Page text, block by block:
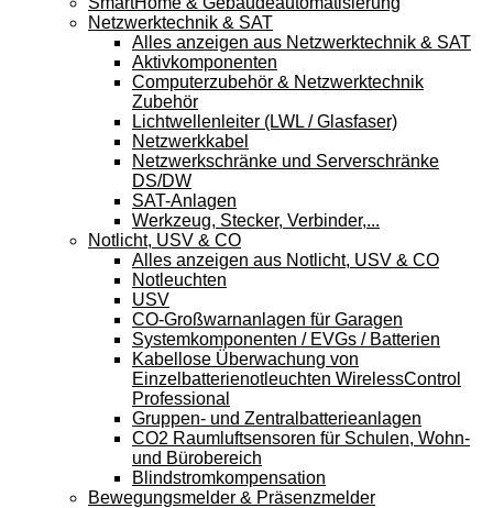
Netzwerktechnik & SAT
Alles anzeigen aus Netzwerktechnik & SAT
Aktivkomponenten
Computerzubehör & Netzwerktechnik
Zubehör
Lichtwellenleiter (LWL / Glasfaser)
Netzwerkkabel
Netzwerkschränke und Serverschränke
DS/DW
SAT-Anlagen
Werkzeug, Stecker, Verbinder,...
Notlicht, USV & CO
Alles anzeigen aus Notlicht, USV & CO
Notleuchten
USV
CO-Großwarnanlagen für Garagen
Systemkomponenten / EVGs / Batterien
Kabellose Überwachung von
Einzelbatterienotleuchten WirelessControl
Professional
Gruppen- und Zentralbatterieanlagen
CO2 Raumluftsensoren für Schulen, Wohn-
und Bürobereich
Blindstromkompensation
Bewegungsmelder & Präsenzmelder